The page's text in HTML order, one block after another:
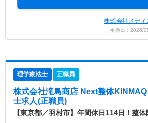
株式会社メデ
更新日：2026/
理学療法士 正職員
株式会社滝島商店 Next整体
士求人(正職員)
【東京都／羽村市】年間休日114日！整